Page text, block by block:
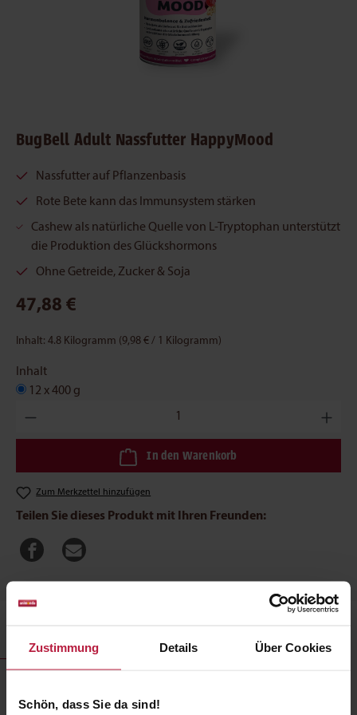
Zustimmung Details Über Cookies
Schön, dass Sie da sind!
BugBell Adult Nassfutter HappyMood
Nassfutter auf Pflanzenbasis
Rote Bete kann das Immunsystem stärken
Cashew als natürliche Quelle von L-Tryptophan unterstützt
die Produktion des Glückshormons
Ohne Getreide, Zucker & Soja
47,88 €
Inhalt: 4.8 Kilogramm (9,98 € / 1 Kilogramm)
Inhalt
12 x 400 g
Produkt Anzahl: Gib den gewünschten Wert ein oder benutze
In den Warenkorb
Zum Merkzettel hinzufügen
Teilen Sie dieses Produkt mit Ihren Freunden: